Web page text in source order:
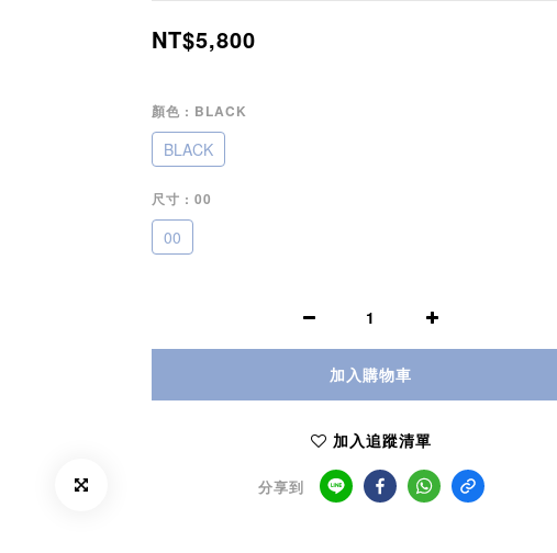
NT$5,800
顏色 : BLACK
BLACK
尺寸 : 00
00
加入購物車
加入追蹤清單
分享到